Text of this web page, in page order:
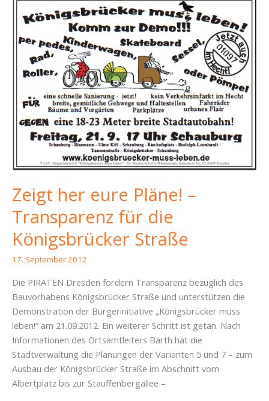
Zeigt her eure Pläne! –
Transparenz für die
Königsbrücker Straße
17. September 2012
Die PIRATEN Dresden fordern Transparenz bezüglich des
Bauvorhabens Königsbrücker Straße und unterstützen die
Demonstration der Bürgerinitiative „Königsbrücker muss
leben!“ am 21.09.2012. Ein weiterer Schritt ist getan. Nach
Informationen des Ortsamtleiters Barth hat die
Stadtverwaltung die Planungen der Varianten 5 und 7 – zum
Ausbau der Königsbrücker Straße im Abschnitt vom
Albertplatz bis zur Stauffenbergallee –